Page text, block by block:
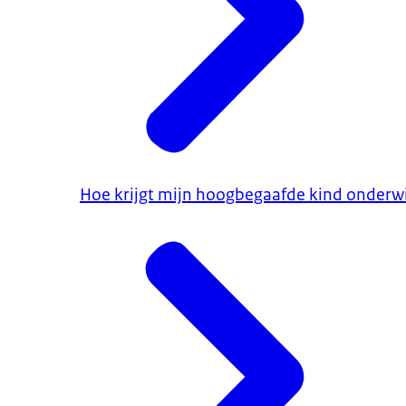
Hoe krijgt mijn hoogbegaafde kind